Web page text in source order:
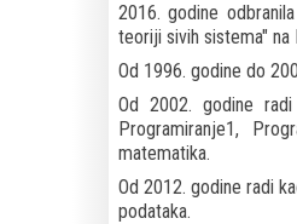
2016. godine
teoriji sivih sistema" na
Od 1996. godine do
Od 2002. godine
Programiranje1,
matematika.
Od 2012. godine radi
podataka.